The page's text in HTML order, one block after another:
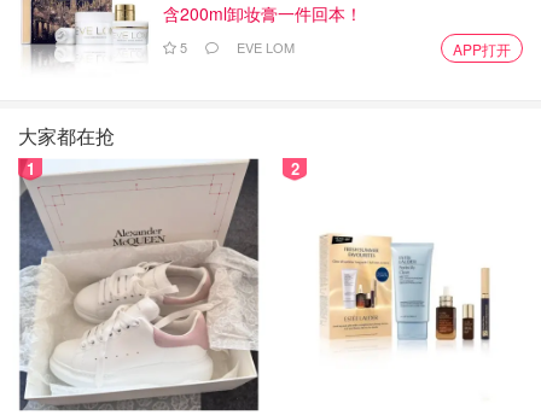
含200ml卸妆膏一件回本！
5 EVE LOM APP打开
大家都在抢
1 2